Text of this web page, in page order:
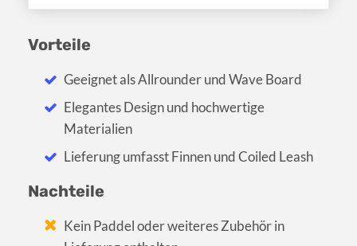
Vorteile
Geeignet als Allrounder und Wave Board
Elegantes Design und hochwertige
Materialien
Lieferung umfasst Finnen und Coiled Leash
Nachteile
Kein Paddel oder weiteres Zubehör in